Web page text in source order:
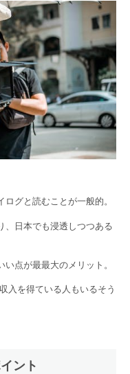
グと読むことが一般的。
、日本でも浸透しつつある
点が最最大のメリット。
入を得ている人もいるそう
ント